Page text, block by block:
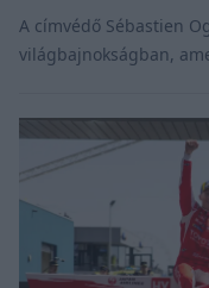
A címvédő Sébastien
világbajnokságban,